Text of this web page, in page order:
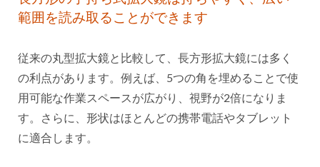
範囲を読み取ることができます
従来の丸型拡大鏡と比較して、長方形拡大鏡には多く
の利点があります。例えば、5つの角を埋めることで使
用可能な作業スペースが広がり、視野が2倍になりま
す。さらに、形状はほとんどの携帯電話やタブレット
に適合します。